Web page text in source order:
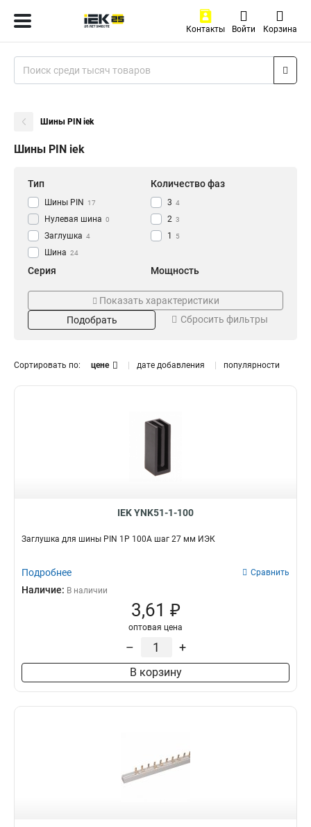
Контакты Войти Корзина
Шины PIN iek
Шины PIN iek
Тип
Шины PIN 17
Нулевая шина 0
Заглушка 4
Шина 24
Количество фаз
3 4
2 3
1 5
Серия
PIN 24
Мощность
100А 12
63A 12
Кол-во полюсов
Показать характеристики
Подобрать
Сбросить фильтры
Сортировать по: цене дате добавления популярности
IEK YNK51-1-100
Заглушка для шины PIN 1Р 100А шаг 27 мм ИЭК
Подробнее Сравнить
Наличие: В наличии
3,61 ₽
оптовая цена
– +
В корзину